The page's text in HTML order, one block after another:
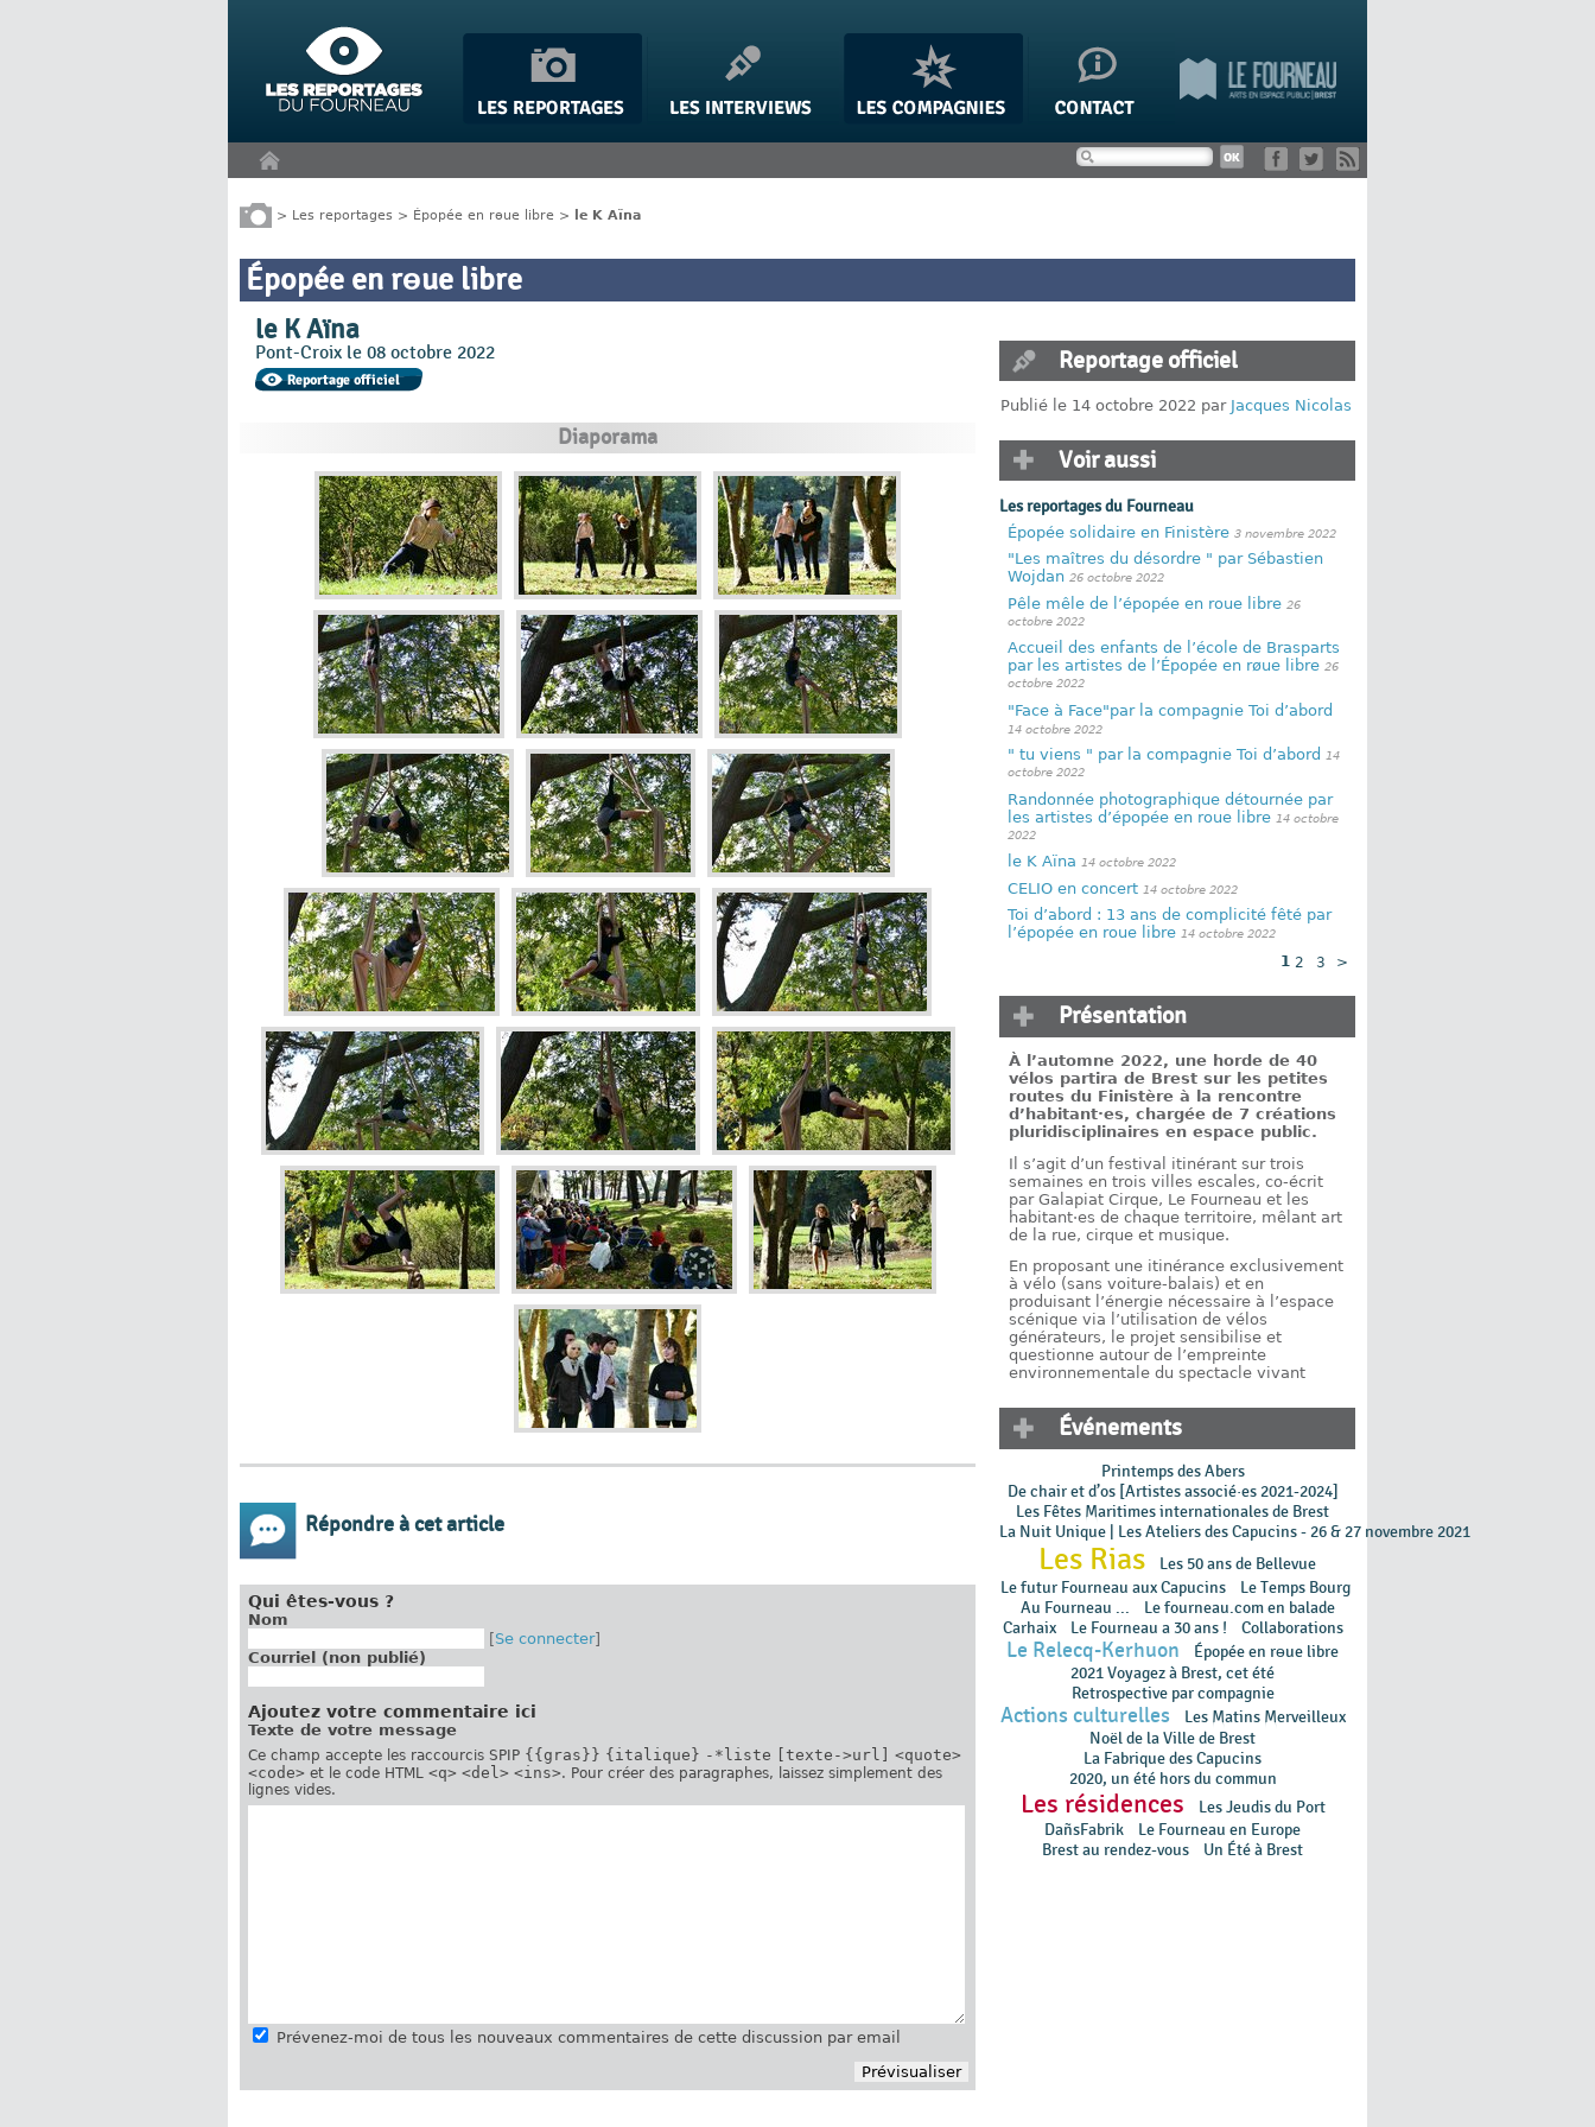
> Les reportages > Épopée en rɵue libre > le K Aïna
Épopée en rɵue libre
le K Aïna
Pont-Croix le 08 octobre 2022
Diaporama
Répondre à cet article
Qui êtes-vous ?
Nom
[Se connecter]
Courriel (non publié)
Ajoutez votre commentaire ici
Texte de votre message
Ce champ accepte les raccourcis SPIP {{gras}} {italique} -*liste [texte->url]
<quote>
<code> et le code HTML <q> <del> <ins>. Pour créer des paragraphes, laissez simplement des
lignes vides.
Prévenez-moi de tous les nouveaux commentaires de cette discussion par email
Reportage officiel
Publié le 14 octobre 2022 par Jacques Nicolas
Voir aussi
Les reportages du Fourneau
Épopée solidaire en Finistère 3 novembre 2022
"Les maîtres du désordre " par Sébastien
Wojdan 26 octobre 2022
Pêle mêle de l’épopée en roue libre 26
octobre 2022
Accueil des enfants de l’école de Brasparts
par les artistes de l’Épopée en røue libre 26
octobre 2022
"Face à Face"par la compagnie Toi d’abord
14 octobre 2022
" tu viens " par la compagnie Toi d’abord 14
octobre 2022
Randonnée photographique détournée par
les artistes d’épopée en roue libre 14 octobre
2022
le K Aïna 14 octobre 2022
CELIO en concert 14 octobre 2022
Toi d’abord : 13 ans de complicité fêté par
l’épopée en roue libre 14 octobre 2022
1 2 3 >
Présentation
À l’automne 2022, une horde de 40
vélos partira de Brest sur les petites
routes du Finistère à la rencontre
d’habitant·es, chargée de 7 créations
pluridisciplinaires en espace public.
Il s’agit d’un festival itinérant sur trois
semaines en trois villes escales, co-écrit
par Galapiat Cirque, Le Fourneau et les
habitant·es de chaque territoire, mêlant art
de la rue, cirque et musique.
En proposant une itinérance exclusivement
à vélo (sans voiture-balais) et en
produisant l’énergie nécessaire à l’espace
scénique via l’utilisation de vélos
générateurs, le projet sensibilise et
questionne autour de l’empreinte
environnementale du spectacle vivant
Événements
Printemps des Abers
De chair et d’os [Artistes associé·es 2021-2024]
Les Fêtes Maritimes internationales de Brest
La Nuit Unique | Les Ateliers des Capucins - 26 & 27 novembre 2021
Les Rias
Les 50 ans de Bellevue
Le futur Fourneau aux Capucins
Le Temps Bourg
Au Fourneau ...
Le fourneau.com en balade
Carhaix
Le Fourneau a 30 ans ! Collaborations
Le Relecq-Kerhuon
Épopée en rɵue libre
2021 Voyagez à Brest, cet été
Retrospective par compagnie
Actions culturelles
Les Matins Merveilleux
Noël de la Ville de Brest
La Fabrique des Capucins
2020, un été hors du commun
Les résidences
Les Jeudis du Port
DañsFabrik
Le Fourneau en Europe
Brest au rendez-vous
Un Été à Brest